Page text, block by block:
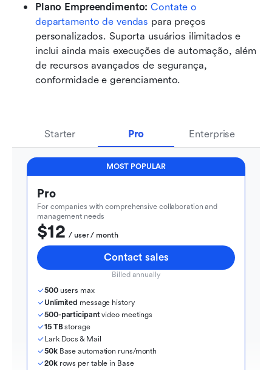
Plano Empreendimento: Contate o
departamento de vendas para preços
personalizados. Suporta usuários ilimitados e
inclui ainda mais execuções de automação, além
de recursos avançados de segurança,
conformidade e gerenciamento.
Starter Pro Enterprise
MOST POPULAR
Pro
For companies with comprehensive collaboration and
management needs
$12
  / user / month
Contact sales
Billed annually
500 users max
Unlimited message history
500-participant video meetings
15 TB storage
Lark Docs & Mail
50k Base automation runs/month
20k rows per table in Base